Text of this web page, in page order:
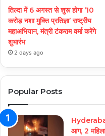
तिल्दा में 6 अगस्त से शुरू होगा ‘10
करोड़ नशा मुक्ति प्रतिज्ञा’ राष्ट्रीय
महाअभियान, मंत्री टंकराम वर्मा करेंगे
शुभारंभ
2 days ago
Popular Posts
आग, 2